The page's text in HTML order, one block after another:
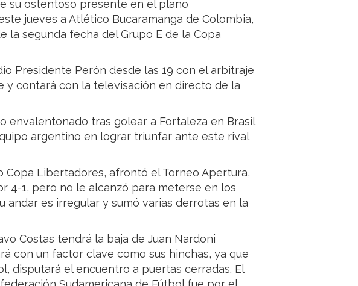
su ostentoso presente en el plano
jueves a Atlético Bucaramanga de Colombia,
la segunda fecha del Grupo E de la Copa
Presidente Perón desde las 19 con el arbitraje
y contará con la televisación en directo de la
envalentonado tras golear a Fortaleza en Brasil
argentino en lograr triunfar ante este rival
Copa Libertadores, afrontó el Torneo Apertura,
4-1, pero no le alcanzó para meterse en los
andar es irregular y sumó varias derrotas en la
Costas tendrá la baja de Juan Nardoni
con un factor clave como sus hinchas, ya que
disputará el encuentro a puertas cerradas. El